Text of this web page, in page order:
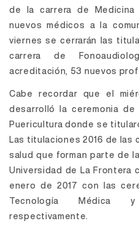
de la carrera de
nuevos médicos a la
viernes se cerrarán las
carrera de
acreditación, 53 nuevos
Cabe recordar que el
desarrolló la ceremonia
Puericultura donde se
Las titulaciones 2016 de las
salud que forman parte de
Universidad de La Frontera
enero de 2017 con las
Tecnología Médica y
respectivamente.